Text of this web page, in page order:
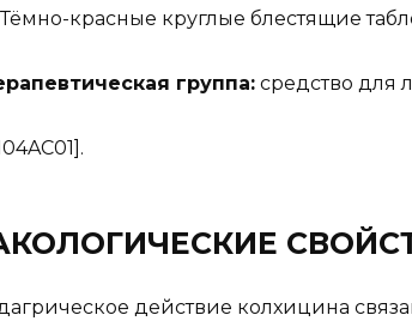
Тёмно-красные круглые блестящие
группа: средство для
действие колхицина